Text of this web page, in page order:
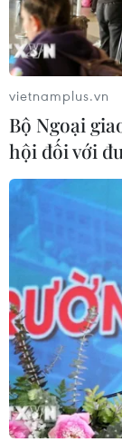
vietnamplus.vn
Bộ Ngoại
hội đối với